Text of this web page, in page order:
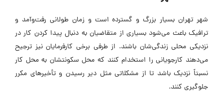
شهر تهران بسیار بزرگ و گسترده است و زمان طولانی رفت‌وآمد و
ترافیک باعث می‌شود بسیاری از متقاضیان به دنبال پیدا کردن کار در
نزدیکی محلی زندگی‌شان باشند. از طرفی برخی کارفرمایان نیز ترجیح
می‌دهند کارجویانی را استخدام کنند که محل سکونتشان به محل کار
نسبتاً نزدیک باشد تا از مشکلاتی مثل دیر رسیدن و تأخیرهای مکرر
جلوگیری کنند.